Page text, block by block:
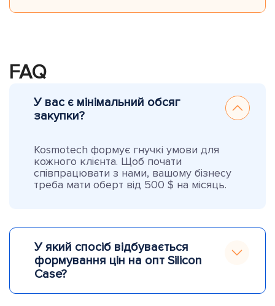
FAQ
У вас є мінімальний обсяг
закупки?
Kosmotech формує гнучкі умови для
кожного клієнта. Щоб почати
співпрацювати з нами, вашому бізнесу
треба мати оберт від 500 $ на місяць.
У який спосіб відбувається
формування цін на опт Silicon
Case?